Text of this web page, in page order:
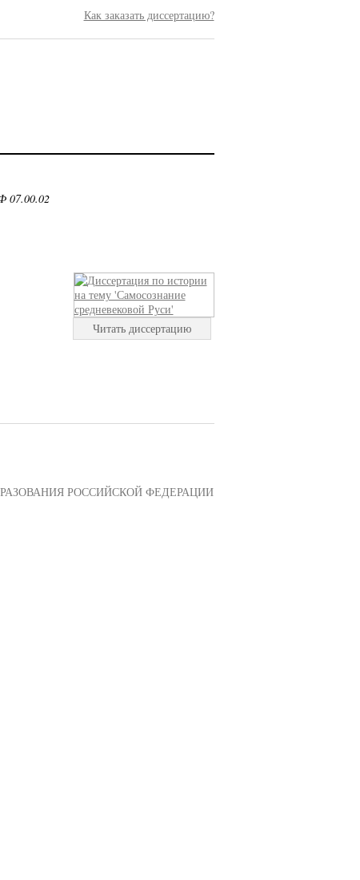
Как заказать диссертацию?
07.00.02
Читать диссертацию
РОССИЙСКОЙ ФЕДЕРАЦИИ